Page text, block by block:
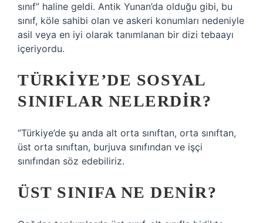
sınıf” haline geldi. Antik Yunan’da olduğu gibi, bu
sınıf, köle sahibi olan ve askeri konumları nedeniyle
asil veya en iyi olarak tanımlanan bir dizi tebaayı
içeriyordu.
TÜRKIYE’DE SOSYAL
SINIFLAR NELERDIR?
“Türkiye’de şu anda alt orta sınıftan, orta sınıftan,
üst orta sınıftan, burjuva sınıfından ve işçi
sınıfından söz edebiliriz.
ÜST SINIFA NE DENIR?